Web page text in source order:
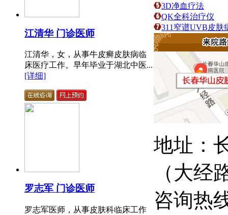
江清华 门诊医师
江清华，女，从事牛皮癣皮肤病临
床医疗工作。早年毕业于湖北中医...
[详细]
罗志军 门诊医师
罗志军医师，从事皮肤科临床工作
3D净血疗法
QK全科治疗仪
311窄谱UVB皮肤
地址：
（大经
咨询热